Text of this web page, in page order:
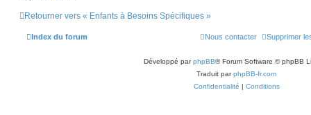
Retourner vers « Enfants à Besoins Spécifiques »
Index du forum Supprimer
Nous contacter
Développé parphpBB® Forum Software © phpBB
Traduit parphpBB-fr.com
Confidentialité | Conditions